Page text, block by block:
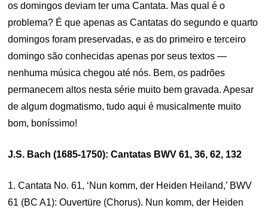
os domingos deviam ter uma Cantata. Mas qual é o
problema? É que apenas as Cantatas do segundo e quarto
domingos foram preservadas, e as do primeiro e terceiro
domingo são conhecidas apenas por seus textos —
nenhuma música chegou até nós. Bem, os padrões
permanecem altos nesta série muito bem gravada. Apesar
de algum dogmatismo, tudo aqui é musicalmente muito
bom, boníssimo!
J.S. Bach (1685-1750): Cantatas BWV 61, 36, 62, 132
1. Cantata No. 61, ‘Nun komm, der Heiden Heiland,’ BWV
61 (BC A1): Ouvertüre (Chorus). Nun komm, der Heiden